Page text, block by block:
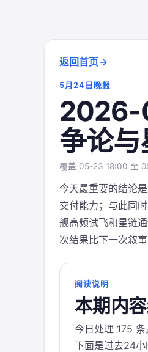
返回首页
5月24日晚报
2026-
争论
覆盖 05-23 18:00 至
今天最重要的结论
交付能力；与此同
舰高频试飞和星链
次结果比下一次叙
阅读说明
本期内
今日处理 175
下面是过去24小